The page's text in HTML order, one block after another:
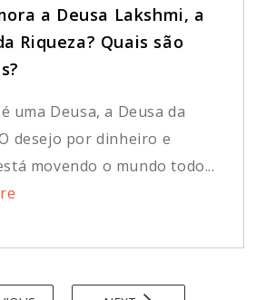
a Deusa Lakshmi, a
Riqueza? Quais são
uma Deusa, a Deusa da
desejo por dinheiro e
movendo o mundo todo...